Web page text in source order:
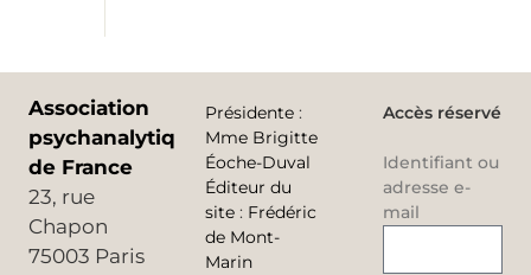
Association
psychanalytique
de France
23, rue
Chapon
75003 Paris
Présidente :
Mme Brigitte
Éoche-Duval
Éditeur du
site : Frédéric
de Mont-
Marin
Accès réservé
Identifiant ou
adresse e-
mail